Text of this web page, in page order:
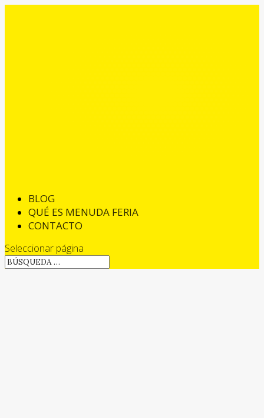
BLOG
QUÉ ES MENUDA FERIA
CONTACTO
Seleccionar página